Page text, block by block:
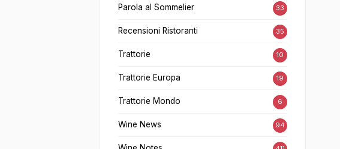
Parola al Sommelier 33
Recensioni Ristoranti 35
Trattorie 10
Trattorie Europa 19
Trattorie Mondo 6
Wine News 94